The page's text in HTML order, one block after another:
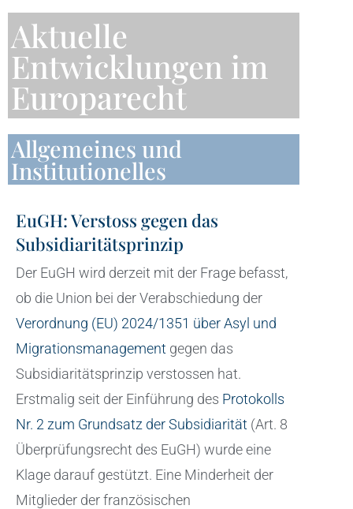
Aktuelle
Entwicklungen im
Europarecht
Allgemeines und
Institutionelles
EuGH: Verstoss gegen das
Subsidiaritätsprinzip
Der EuGH wird derzeit mit der Frage befasst,
ob die Union bei der Verabschiedung der
Verordnung (EU) 2024/1351 über Asyl und
Migrationsmanagement gegen das
Subsidiaritätsprinzip verstossen hat.
Erstmalig seit der Einführung des Protokolls
Nr. 2 zum Grundsatz der Subsidiarität (Art. 8
Überprüfungsrecht des EuGH) wurde eine
Klage darauf gestützt. Eine Minderheit der
Mitglieder der französischen